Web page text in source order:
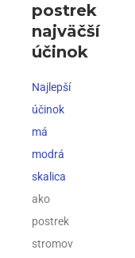
postrek
najväčší
účinok
Najlepší
účinok
má
modrá
skalica
ako
postrek
stromov